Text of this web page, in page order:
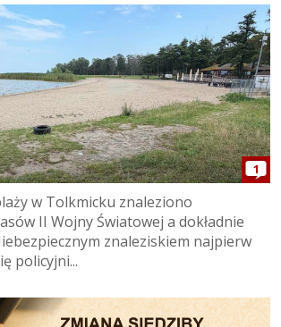
1
w Tolkmicku znaleziono
II Wojny Światowej a dokładnie
znaleziskiem najpierw
policyjni...